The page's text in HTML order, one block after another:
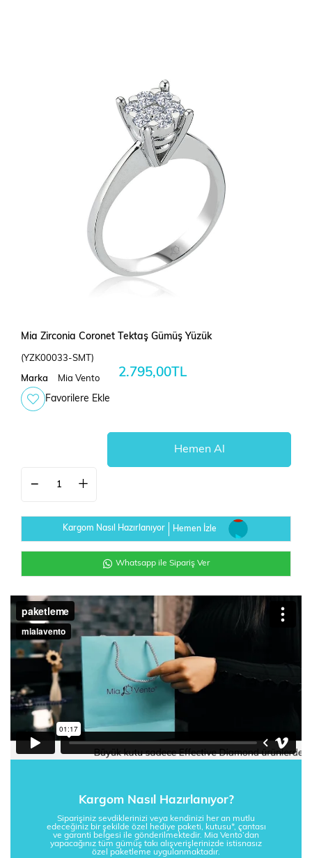
Mia Zirconia Coronet Tektaş Gümüş Yüzük
(YZK00033-SMT)
Marka Mia Vento 2.795,00TL
Favorilere Ekle
Kargom Nasıl Hazırlanıyor Hemen İzle
Whatsapp ile Sipariş Ver
Kargom Nasıl Hazırlanıyor?
Siparişiniz sevdiklerinizi veya kendinizi her an mutlu
edeceğiniz bir şekilde özel hediye paketi, kutusu*, çantası
ve garanti belgesi ile gönderilmektedir. Mia Vento’dan
yapacağınız tüm gümüş takı alışverişlerinizde istisnasız
özel paketleme uygulanmaktadır.